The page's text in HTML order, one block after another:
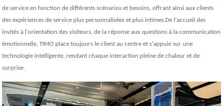
de service en fonction de différents scénarios et besoins, offrant ainsi aux clients
des expériences de service plus personnalisées et plus intimes.De l'accueil des
invités à l'orientation des visiteurs, de la réponse aux questions à la communication
émotionnelle, TIMO place toujours le client au centre et s'appuie sur une
technologie intelligente, rendant chaque interaction pleine de chaleur et de
surprise.